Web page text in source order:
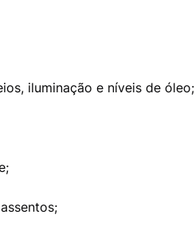
iluminação e níveis de óleo;